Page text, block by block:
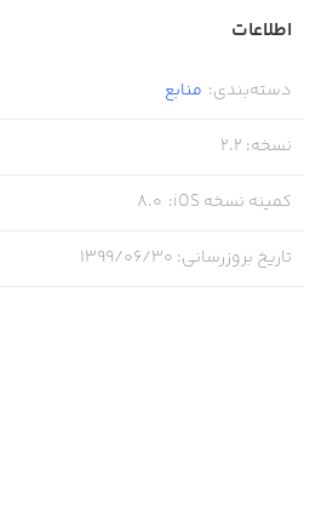
اطلاعات
دسته‌بندی: منابع
نسخه:
2.2
کمینه نسخه iOS :
8.0
تاریخ بروزرسانی: ۱۳۹۹/۰۶/۳۰